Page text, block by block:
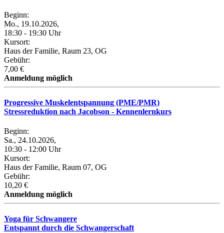
Beginn:
Mo., 19.10.2026,
18:30 - 19:30 Uhr
Kursort:
Haus der Familie, Raum 23, OG
Gebühr:
7,00 €
Anmeldung möglich
Progressive Muskelentspannung (PME/PMR)
Stressreduktion nach Jacobson - Kennenlernkurs
Beginn:
Sa., 24.10.2026,
10:30 - 12:00 Uhr
Kursort:
Haus der Familie, Raum 07, OG
Gebühr:
10,20 €
Anmeldung möglich
Yoga für Schwangere
Entspannt durch die Schwangerschaft